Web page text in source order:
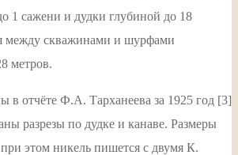
1 сажени и дудки глубиной до 18
между скважинами и шурфами
метров.
в отчёте Ф.А. Тарханеева за 1925 год [3]
разрезы по дудке и канаве. Размеры
этом никель пишется с двумя К.